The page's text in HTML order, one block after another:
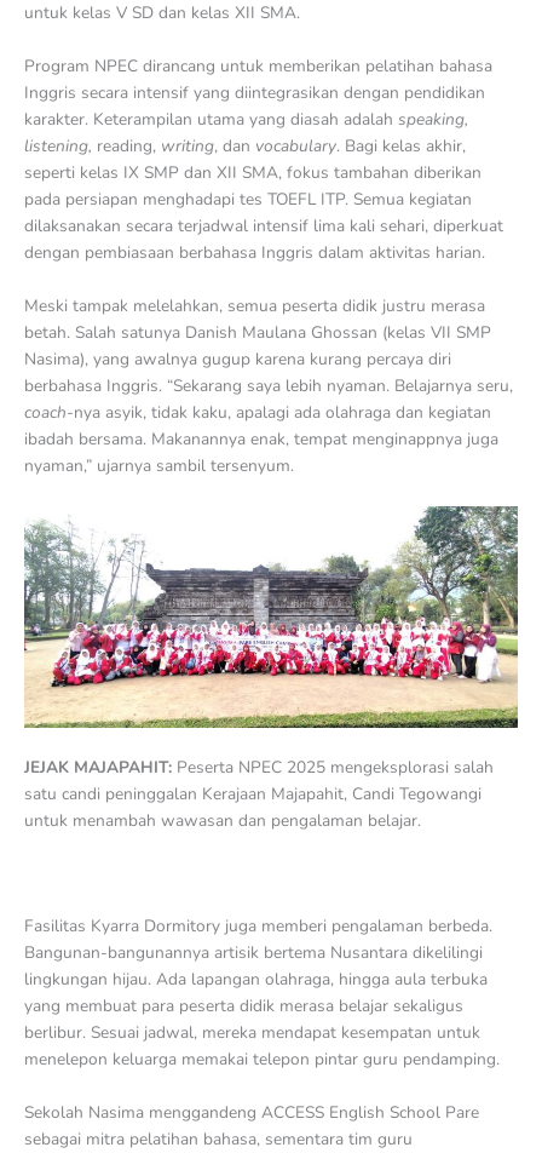
untuk kelas V SD dan kelas XII SMA.
Program NPEC dirancang untuk memberikan pelatihan bahasa
Inggris secara intensif yang diintegrasikan dengan pendidikan
karakter. Keterampilan utama yang diasah adalah speaking,
listening, reading, writing, dan vocabulary. Bagi kelas akhir,
seperti kelas IX SMP dan XII SMA, fokus tambahan diberikan
pada persiapan menghadapi tes TOEFL ITP. Semua kegiatan
dilaksanakan secara terjadwal intensif lima kali sehari, diperkuat
dengan pembiasaan berbahasa Inggris dalam aktivitas harian.
Meski tampak melelahkan, semua peserta didik justru merasa
betah. Salah satunya Danish Maulana Ghossan (kelas VII SMP
Nasima), yang awalnya gugup karena kurang percaya diri
berbahasa Inggris. “Sekarang saya lebih nyaman. Belajarnya seru,
coach-nya asyik, tidak kaku, apalagi ada olahraga dan kegiatan
ibadah bersama. Makanannya enak, tempat menginappnya juga
nyaman,” ujarnya sambil tersenyum.
JEJAK MAJAPAHIT: Peserta NPEC 2025 mengeksplorasi salah
satu candi peninggalan Kerajaan Majapahit, Candi Tegowangi
untuk menambah wawasan dan pengalaman belajar.
Fasilitas Kyarra Dormitory juga memberi pengalaman berbeda.
Bangunan-bangunannya artisik bertema Nusantara dikelilingi
lingkungan hijau. Ada lapangan olahraga, hingga aula terbuka
yang membuat para peserta didik merasa belajar sekaligus
berlibur. Sesuai jadwal, mereka mendapat kesempatan untuk
menelepon keluarga memakai telepon pintar guru pendamping.
Sekolah Nasima menggandeng ACCESS English School Pare
sebagai mitra pelatihan bahasa, sementara tim guru